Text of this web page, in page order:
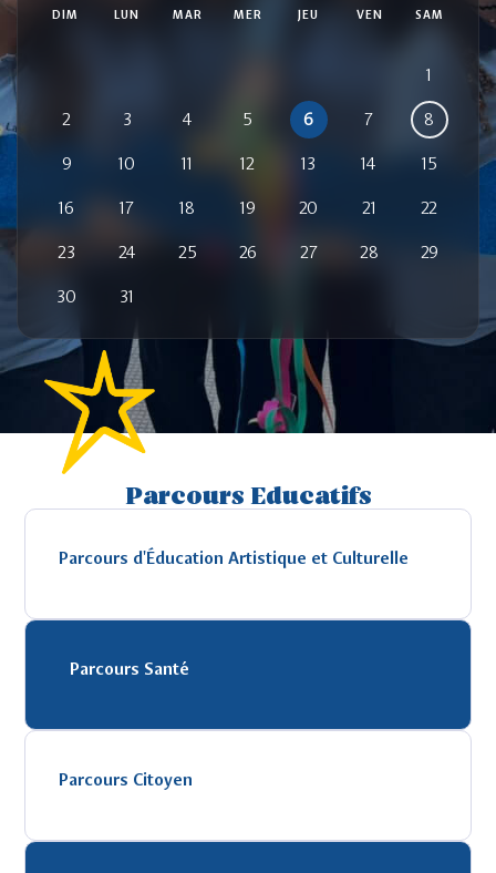
DIM LUN MAR MER JEU VEN SAM
1
2 3 4 5 6 7 8
9 10 11 12 13 14 15
16 17 18 19 20 21 22
23 24 25 26 27 28 29
30 31
Parcours Educatifs
Parcours d'Éducation Artistique et Culturelle
Parcours Santé
Parcours Citoyen